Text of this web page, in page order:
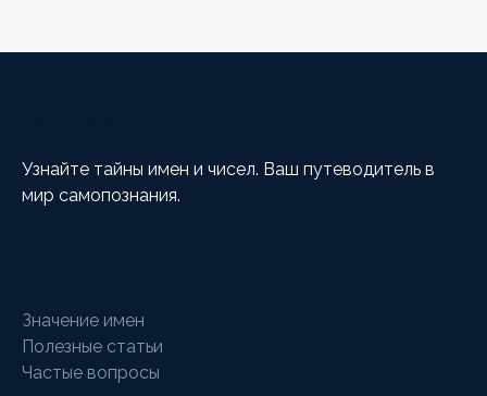
Узнайте тайны имен и чисел. Ваш путеводитель в
мир самопознания.
Значение имен
Полезные статьи
Частые вопросы